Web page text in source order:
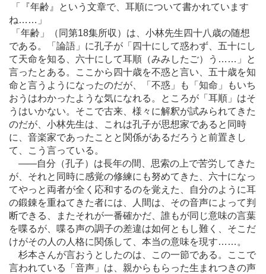
「『年齢』という文章で、耳順について書かれています
ね… …」
「年齢」（同第18集所収）は、小林先生四十八歳の随想
である。「論語」に孔子が「四十にして惑わず、五十にし
て天命を知る、六十にして耳順（みみしたご）う … …」と
言ったとある。ここから四十歳を不惑と言い、五十歳を知
命と言うようになったのだが、「不惑」も「知命」もいち
おうはわかったような気になれる。ところが「耳順」はそ
うはいかない。そこで古来、様々に解釈が試みられてきた
のだが、小林先生は、これは孔子が思想家であると同時
に、音楽家であったことと関係があるだろうと前置きし
て、こう言っている。
――自分（孔子）は長年の間、思索の上で苦労してきた
が、それと同時に感覚の修練にも努めてきた、六十になっ
てやっと両者が全く応和するのを覚えた、自分のように耳
の鍛錬を重ねてきた者には、人間は、その音声によって判
断できる、またそれが一番確かだ、誰もが同じ意味の言葉
を喋るが、喋る声の調子の差違は如何ともし難く、そこだ
けがその人の人格に関係して、本当の意味を現す… …。
杉本さんが言おうとしたのは、この一節である。ここで
言われている「音声」は、親からもらった生まれつきの声